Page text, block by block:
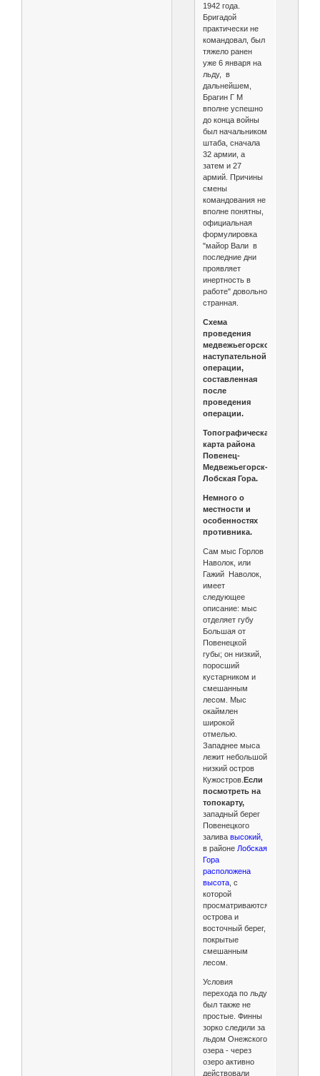
1942 года.
Бригадой
практически не
командовал, был
тяжело ранен
уже 6 января на
льду, в
дальнейшем,
Брагин Г М
вполне успешно
до конца войны
был начальником
штаба, сначала
32 армии, а
затем и 27
армий. Причины
смены
командования не
вполне понятны,
официальная
формулировка
"майор Вали в
последние дни
проявляет
инертность в
работе" довольно
странная.
Схема
проведения
медвежьегорской
наступательной
операции,
составленная
после
проведения
операции.
Топографическая
карта района
Повенец-
Медвежьегорск-
Лобская Гора.
Немного о
местности и
особенностях
противника.
Сам мыс Горлов
Наволок, или
Гажий Наволок,
имеет
следующее
описание: мыс
отделяет губу
Большая от
Повенецкой
губы; он низкий,
поросший
кустарником и
смешанным
лесом. Мыс
окаймлен
широкой
отмелью.
Западнее мыса
лежит небольшой
низкий остров
Кужостров. Если
посмотреть на
топокарту,
западный берег
Повенецкого
залива высокий,
в районе Лобская
Гора
расположена
высота, с
которой
просматриваются
острова и
восточный берег,
покрытые
смешанным
лесом.
Условия
перехода по льду
был также не
простые. Финны
зорко следили за
льдом Онежского
озера - через
озеро активно
действовали